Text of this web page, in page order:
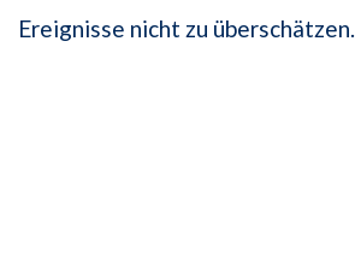
Ereignisse nicht zu überschätzen.